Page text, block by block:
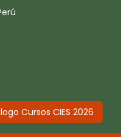
Cursos CIES 2026